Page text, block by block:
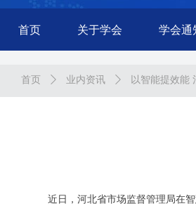
首页 关于学会 学会通
首页 ꄲ 业内资讯 ꄲ 以智能提效能
近日，河北省市场监督管理局在